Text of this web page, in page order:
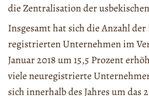
die Zentralisation der
Insgesamt hat sich die Anzahl
registrierten Unternehmen im
Januar 2018 um 15,5 Prozent
viele neuregistrierte
sich innerhalb des Jahres um das